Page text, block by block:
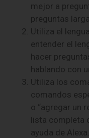
mejor a
preguntas
Utiliza el
entender el
hacer
hablando con
Utiliza los
comandos
o “agregar un
lista completa
ayuda de Alexa.